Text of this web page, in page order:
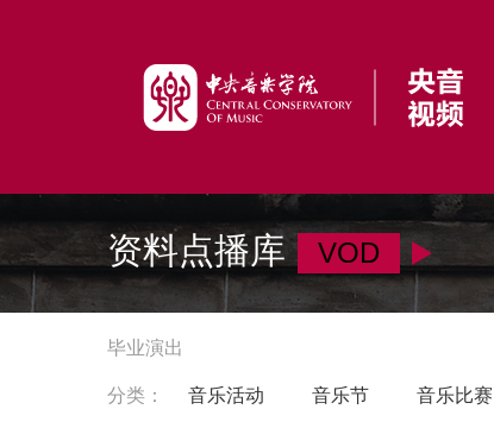
资料点播库 VOD
毕业演出
分类： 音乐活动 音乐节 音乐比赛